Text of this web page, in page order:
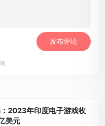
2023年印度电子游戏收
美元